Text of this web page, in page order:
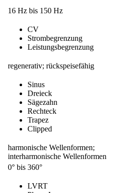
16 Hz bis 150 Hz
CV
Strombegrenzung
Leistungsbegrenzung
regenerativ; rückspeisefähig
Sinus
Dreieck
Sägezahn
Rechteck
Trapez
Clipped
harmonische Wellenformen;
interharmonische Wellenformen
0° bis 360°
LVRT